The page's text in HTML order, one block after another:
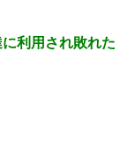
利用され敗れた